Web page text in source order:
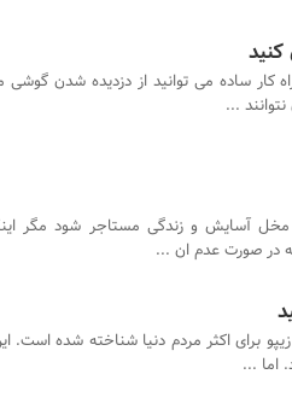
کار ساده می توانید از دزدیده شدن گوشی
...
مخل آسایش و زندگی مستاجر شود مگر
در صورت عدم ان ...
برای اکثر مردم دنیا شناخته شده است.
اما ...